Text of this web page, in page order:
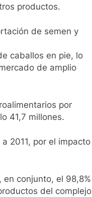
productos.
de semen y
caballos en pie, lo
de amplio
por
41,7 millones.
2011, por el impacto
conjunto, el 98,8%
del complejo